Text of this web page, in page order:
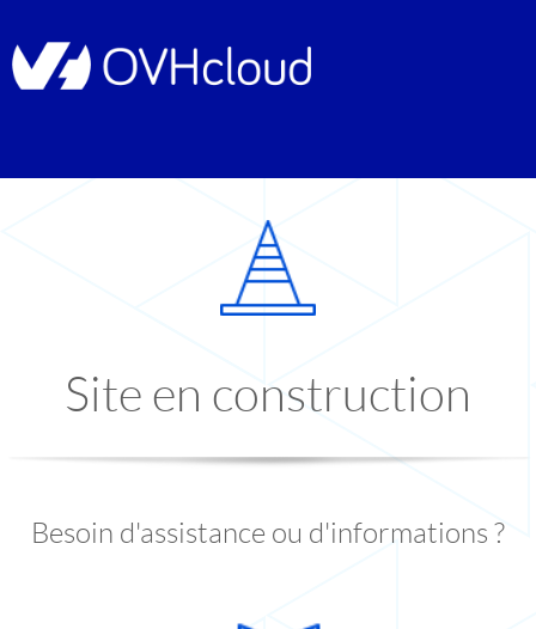
Site en construction
Besoin d'assistance ou d'informations ?